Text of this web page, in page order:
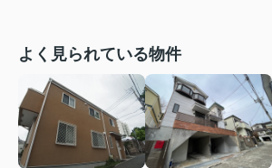
よく見られている物件